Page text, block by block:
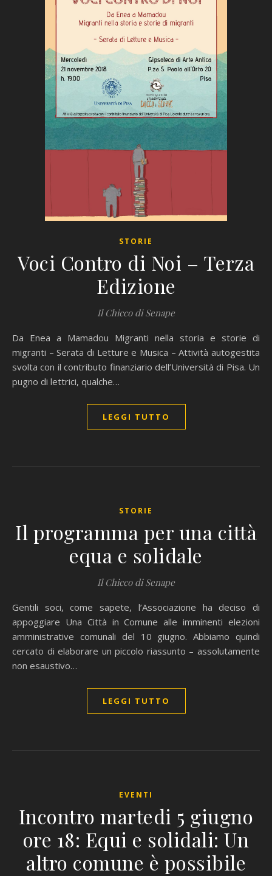
STORIE
Voci Contro di Noi – Terza
Edizione
Il Chicco di Senape
Da Enea a Mamadou Migranti nella storia e storie di
migranti – Serata di Letture e Musica – Attività autogestita
svolta con il contributo finanziario dell’Università di Pisa. Un
pugno di lettrici, qualche…
LEGGI TUTTO
STORIE
Il programma per una città
equa e solidale
Il Chicco di Senape
Gentili soci, come sapete, l’Associazione ha deciso di
appoggiare Una Città in Comune alle imminenti elezioni
amministrative comunali del 10 giugno. Abbiamo quindi
cercato di elaborare un piccolo riassunto – assolutamente
non esaustivo…
LEGGI TUTTO
EVENTI
Incontro martedi 5 giugno
ore 18: Equi e solidali: Un
altro comune è possibile